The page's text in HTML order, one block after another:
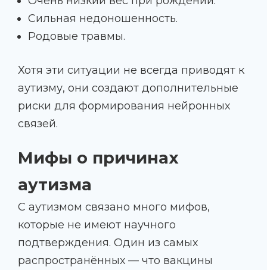
Сильная недоношенность.
Родовые травмы.
Хотя эти ситуации не всегда приводят к
аутизму, они создают дополнительные
риски для формирования нейронных
связей.
Мифы о причинах
аутизма
С аутизмом связано много мифов,
которые не имеют научного
подтверждения. Один из самых
распространённых — что вакцины